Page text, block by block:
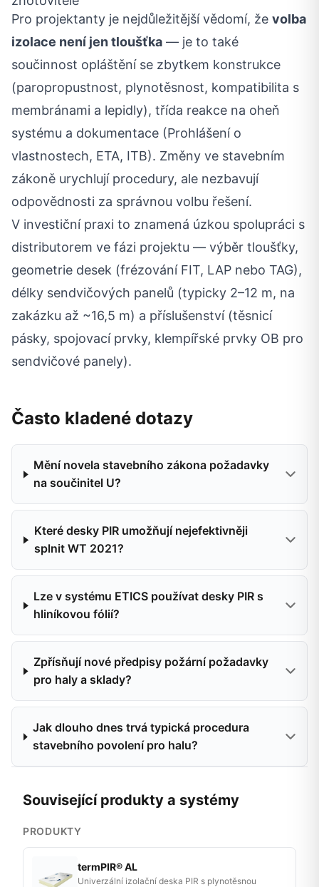
Pro projektanty je nejdůležitější vědomí, že volba
izolace není jen tloušťka — je to také
součinnost opláštění se zbytkem konstrukce
(paropropustnost, plynotěsnost, kompatibilita s
membránami a lepidly), třída reakce na oheň
systému a dokumentace (Prohlášení o
vlastnostech, ETA, ITB). Změny ve stavebním
zákoně urychlují procedury, ale nezbavují
odpovědnosti za správnou volbu řešení.
V investiční praxi to znamená úzkou spolupráci s
distributorem ve fázi projektu — výběr tloušťky,
geometrie desek (frézování FIT, LAP nebo TAG),
délky sendvičových panelů (typicky 2–12 m, na
zakázku až ~16,5 m) a příslušenství (těsnicí
pásky, spojovací prvky, klempířské prvky OB pro
sendvičové panely).
Často kladené dotazy
Mění novela stavebního zákona požadavky
na součinitel U?
Které desky PIR umožňují nejefektivněji
splnit WT 2021?
Lze v systému ETICS používat desky PIR s
hliníkovou fólií?
Zpřísňují nové předpisy požární požadavky
pro haly a sklady?
Jak dlouho dnes trvá typická procedura
stavebního povolení pro halu?
Související produkty a systémy
PRODUKTY
termPIR® AL
Univerzální izolační deska PIR s plynotěsnou